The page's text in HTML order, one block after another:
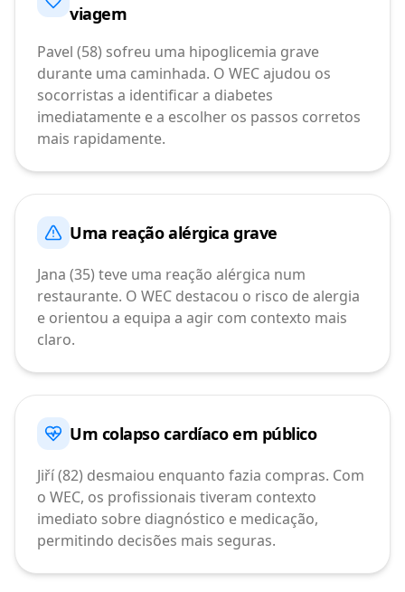
viagem
Pavel (58) sofreu uma hipoglicemia grave
durante uma caminhada. O WEC ajudou os
socorristas a identificar a diabetes
imediatamente e a escolher os passos corretos
mais rapidamente.
Uma reação alérgica grave
Jana (35) teve uma reação alérgica num
restaurante. O WEC destacou o risco de alergia
e orientou a equipa a agir com contexto mais
claro.
Um colapso cardíaco em público
Jiří (82) desmaiou enquanto fazia compras. Com
o WEC, os profissionais tiveram contexto
imediato sobre diagnóstico e medicação,
permitindo decisões mais seguras.